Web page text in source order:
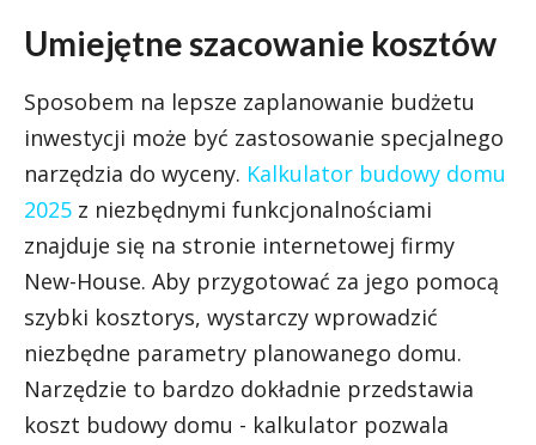
Umiejętne szacowanie kosztów
Sposobem na lepsze zaplanowanie budżetu
inwestycji może być zastosowanie specjalnego
narzędzia do wyceny. Kalkulator budowy domu
2025 z niezbędnymi funkcjonalnościami
znajduje się na stronie internetowej firmy
New-House. Aby przygotować za jego pomocą
szybki kosztorys, wystarczy wprowadzić
niezbędne parametry planowanego domu.
Narzędzie to bardzo dokładnie przedstawia
koszt budowy domu - kalkulator pozwala